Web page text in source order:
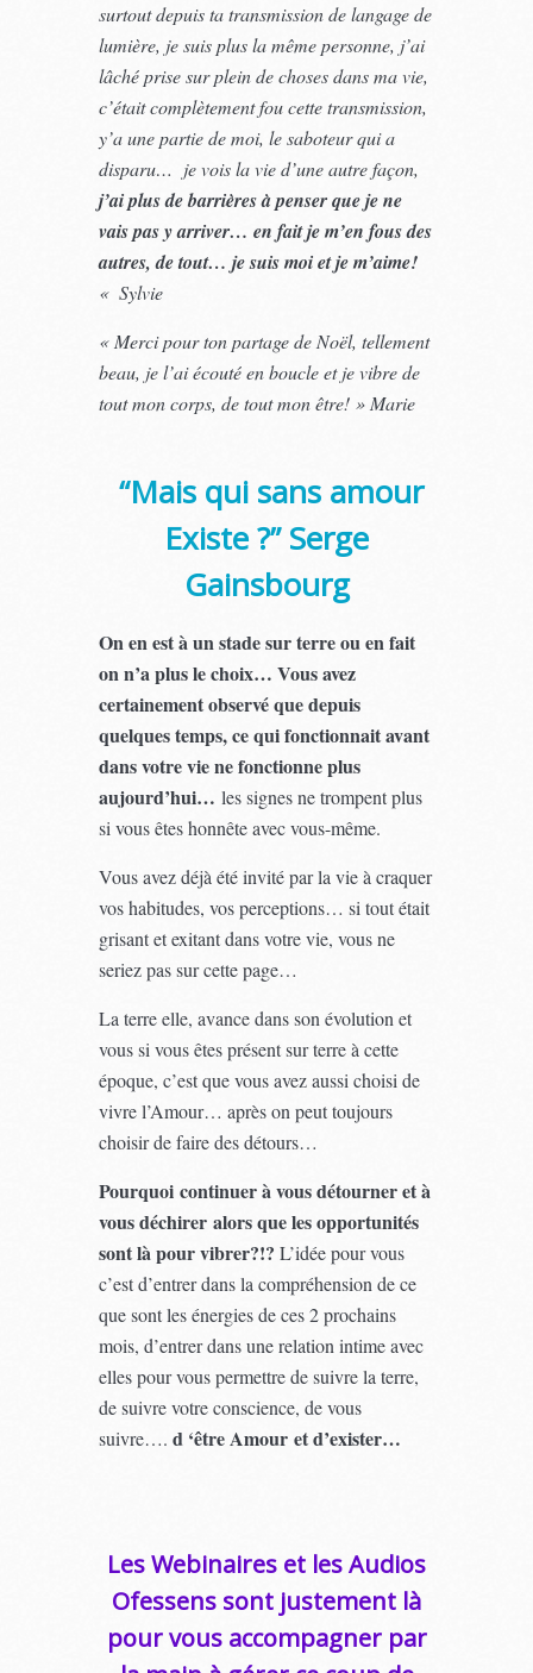
surtout depuis ta transmission de langage de
lumière, je suis plus la même personne, j’ai
lâché prise sur plein de choses dans ma vie,
c’était complètement fou cette transmission,
y’a une partie de moi, le saboteur qui a
disparu… je vois la vie d’une autre façon,
j’ai plus de barrières à penser que je ne
vais pas y arriver… en fait je m’en fous des
autres, de tout… je suis moi et je m’aime!
« Sylvie
« Merci pour ton partage de Noël, tellement
beau, je l’ai écouté en boucle et je vibre de
tout mon corps, de tout mon être! » Marie
“Mais qui sans amour
Existe ?” Serge
Gainsbourg
On en est à un stade sur terre ou en fait
on n’a plus le choix… Vous avez
certainement observé que depuis
quelques temps, ce qui fonctionnait avant
dans votre vie ne fonctionne plus
aujourd’hui… les signes ne trompent plus
si vous êtes honnête avec vous-même.
Vous avez déjà été invité par la vie à craquer
vos habitudes, vos perceptions… si tout était
grisant et exitant dans votre vie, vous ne
seriez pas sur cette page…
La terre elle, avance dans son évolution et
vous si vous êtes présent sur terre à cette
époque, c’est que vous avez aussi choisi de
vivre l’Amour… après on peut toujours
choisir de faire des détours…
Pourquoi continuer à vous détourner et à
vous déchirer alors que les opportunités
sont là pour vibrer?!? L’idée pour vous
c’est d’entrer dans la compréhension de ce
que sont les énergies de ces 2 prochains
mois, d’entrer dans une relation intime avec
elles pour vous permettre de suivre la terre,
de suivre votre conscience, de vous
suivre…. d ‘être Amour et d’exister…
Les Webinaires et les Audios
Ofessens sont justement là
pour vous accompagner par